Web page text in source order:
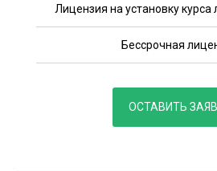
Лицензия на установку курса
Бессрочная
ОСТАВИТЬ